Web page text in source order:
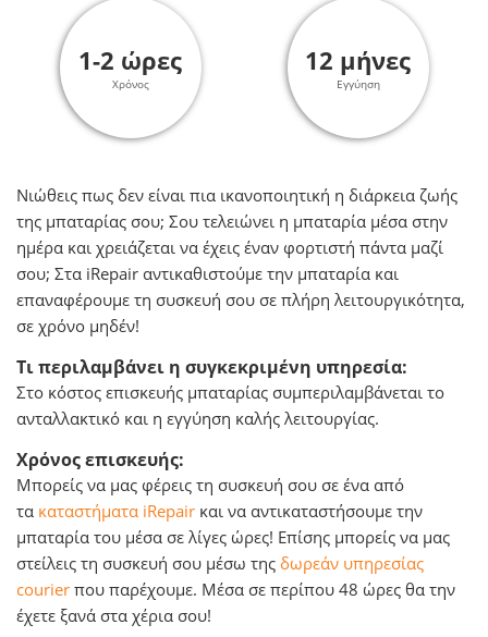
1-2 ώρες
Χρόνος
12 μήνες
Εγγύηση
Νιώθεις πως δεν είναι πια ικανοποιητική η διάρκεια ζωής
της μπαταρίας σου; Σου τελειώνει η μπαταρία μέσα στην
ημέρα και χρειάζεται να έχεις έναν φορτιστή πάντα μαζί
σου; Στα iRepair αντικαθιστούμε την μπαταρία και
επαναφέρουμε τη συσκευή σου σε πλήρη λειτουργικότητα,
σε χρόνο μηδέν!
Τι περιλαμβάνει η συγκεκριμένη υπηρεσία:
Στο κόστος επισκευής μπαταρίας συμπεριλαμβάνεται το
ανταλλακτικό και η εγγύηση καλής λειτουργίας.
Χρόνος επισκευής:
Μπορείς να μας φέρεις τη συσκευή σου σε ένα από
τα καταστήματα iRepair και να αντικαταστήσουμε την
μπαταρία του μέσα σε λίγες ώρες! Επίσης μπορείς να μας
στείλεις τη συσκευή σου μέσω της δωρεάν υπηρεσίας
courier που παρέχουμε. Μέσα σε περίπου 48 ώρες θα την
έχετε ξανά στα χέρια σου!